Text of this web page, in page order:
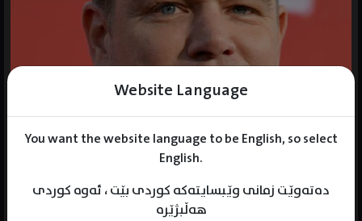
Website Language
You want the website language to be English, so select
English.
دەتەوێت زمانی وێبسایتەکە کوردی بێت ، ئەوە کوردی
هەڵبژێرە